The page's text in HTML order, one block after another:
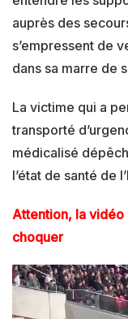
auprès des
s’empressent de
dans sa marre de
La victime qui a
transporté
médicalisé
l’état de santé de
Attention, la vidéo
choquer